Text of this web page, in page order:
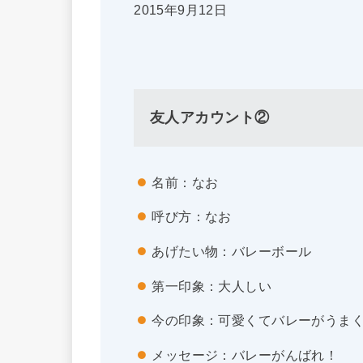
2015年9月12日
友人アカウント②
名前：なお
呼び方：なお
あげたい物：バレーボール
第一印象：大人しい
今の印象：可愛くてバレーがうま
メッセージ：バレーがんばれ！